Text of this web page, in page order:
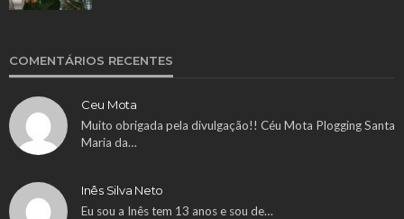
COMENTÁRIOS RECENTES
Ceu Mota
Muito obrigada pela divulgação!! Céu Mota Plogging Santa
Maria da…
Inês Silva Neto
Eu sou a Inês tem 13 anos e sou de…